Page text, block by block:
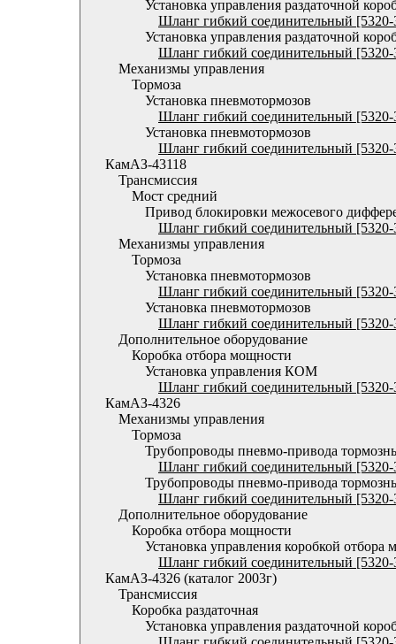
Установка управления раздаточной
Шланг гибкий соединительный [5320-
Установка управления раздаточной
Шланг гибкий соединительный [5320-
Механизмы управления
Тормоза
Установка пневмотормозов
Шланг гибкий соединительный [5320-
Установка пневмотормозов
Шланг гибкий соединительный [5320-
КамАЗ-43118
Трансмиссия
Мост средний
Привод блокировки межосевого
Шланг гибкий соединительный [5320-
Механизмы управления
Тормоза
Установка пневмотормозов
Шланг гибкий соединительный [5320-
Установка пневмотормозов
Шланг гибкий соединительный [5320-
Дополнительное оборудование
Коробка отбора мощности
Установка управления КОМ
Шланг гибкий соединительный [5320-
КамАЗ-4326
Механизмы управления
Тормоза
Трубопроводы пневмо-привода
Шланг гибкий соединительный [5320-
Трубопроводы пневмо-привода
Шланг гибкий соединительный [5320-
Дополнительное оборудование
Коробка отбора мощности
Установка управления коробкой отбора
Шланг гибкий соединительный [5320-
КамАЗ-4326 (каталог 2003г)
Трансмиссия
Коробка раздаточная
Установка управления раздаточной